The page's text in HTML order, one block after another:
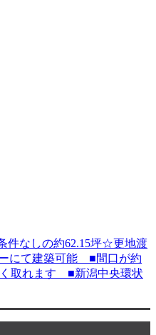
件なしの約62.15坪☆更地渡
にて建築可能 ■間口が約
取れます ■新潟中央環状